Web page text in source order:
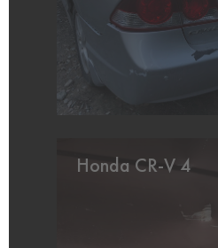
Honda CR-V 4